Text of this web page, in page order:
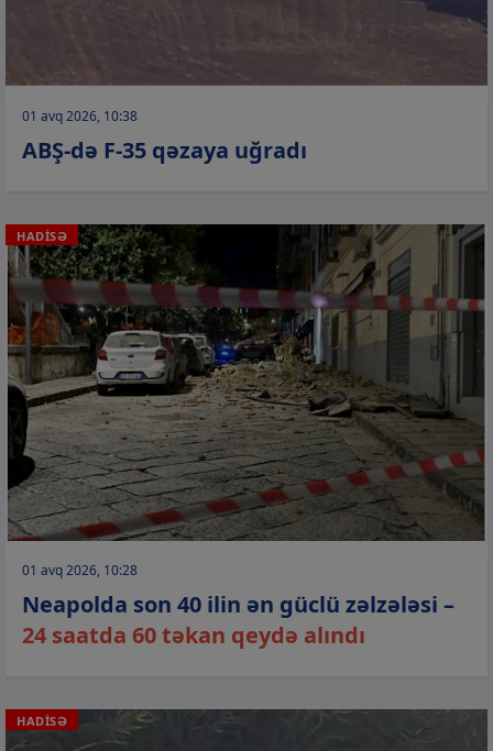
01 avq 2026, 10:38
ABŞ-də F-35 qəzaya uğradı
HADİSƏ
01 avq 2026, 10:28
Neapolda son 40 ilin ən güclü zəlzələsi –
24 saatda 60 təkan qeydə alındı
HADİSƏ